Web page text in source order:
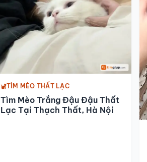
TÌM MÈO THẤT LẠC
Tìm Mèo Trắng Đậu Đậu Thất
Lạc Tại Thạch Thất, Hà Nội